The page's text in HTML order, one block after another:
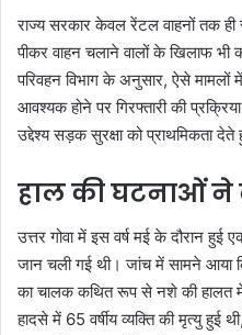
राज्य सरकार केवल रेंटल वाहनों तक ही
पीकर वाहन चलाने वालों के खिलाफ भी
परिवहन विभाग के अनुसार, ऐसे मामलों
आवश्यक होने पर गिरफ्तारी की
उद्देश्य सड़क सुरक्षा को प्राथमिकता
हाल की घटनाओं ने
उत्तर गोवा में इस वर्ष मई के दौरान
जान चली गई थी। जांच में सामने आया
का चालक कथित रूप से नशे की हालत
हादसे में 65 वर्षीय व्यक्ति की मृत्यु हुई